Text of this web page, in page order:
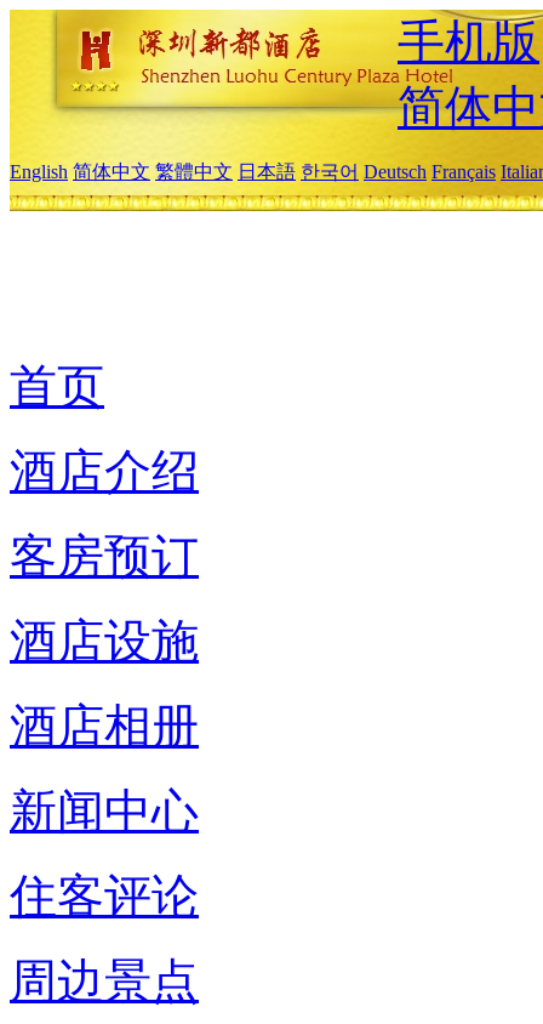
手机版
简体
English 简体中文 繁體中文 日本語 한국어 Deutsch Français
首页
酒店介绍
客房预订
酒店设施
酒店相册
新闻中心
住客评论
周边景点